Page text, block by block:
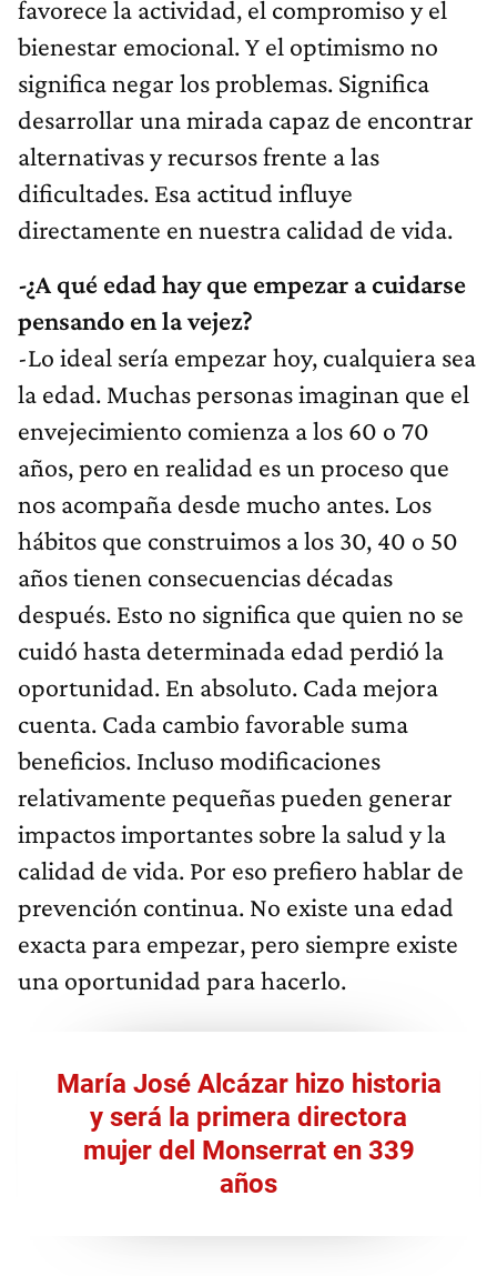
favorece la actividad, el compromiso y el
bienestar emocional. Y el optimismo no
significa negar los problemas. Significa
desarrollar una mirada capaz de encontrar
alternativas y recursos frente a las
dificultades. Esa actitud influye
directamente en nuestra calidad de vida.
-¿A qué edad hay que empezar a cuidarse
pensando en la vejez?
-Lo ideal sería empezar hoy, cualquiera sea
la edad. Muchas personas imaginan que el
envejecimiento comienza a los 60 o 70
años, pero en realidad es un proceso que
nos acompaña desde mucho antes. Los
hábitos que construimos a los 30, 40 o 50
años tienen consecuencias décadas
después. Esto no significa que quien no se
cuidó hasta determinada edad perdió la
oportunidad. En absoluto. Cada mejora
cuenta. Cada cambio favorable suma
beneficios. Incluso modificaciones
relativamente pequeñas pueden generar
impactos importantes sobre la salud y la
calidad de vida. Por eso prefiero hablar de
prevención continua. No existe una edad
exacta para empezar, pero siempre existe
una oportunidad para hacerlo.
María José Alcázar hizo historia
y será la primera directora
mujer del Monserrat en 339
años